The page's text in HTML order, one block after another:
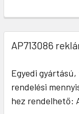
AP713086
Egyedi
rendelési
hez rendelhető: